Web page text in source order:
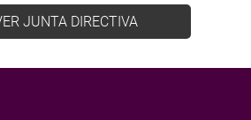
JUNTA DIRECTIVA